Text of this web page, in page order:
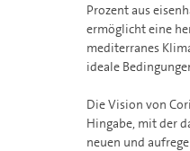
Prozent aus
ermöglicht eine
mediterranes
ideale
Die Vision von
Hingabe, mit der
neuen und